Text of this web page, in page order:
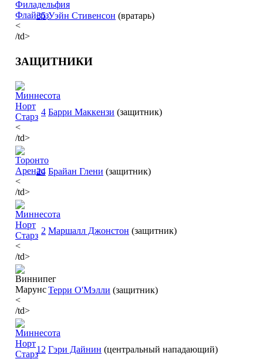
<
/td>
35 Уэйн Стивенсон (вратарь)
ЗАЩИТНИКИ
<
/td>
4 Барри Маккензи (защитник)
<
/td>
24 Брайан Глени (защитник)
<
/td>
2 Маршалл Джонстон (защитник)
<
/td>
Терри О'Мэлли (защитник)
12 Гэри Дайнин (центральный нападающий)